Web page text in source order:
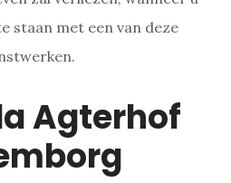
staan met een van deze
Agterhof